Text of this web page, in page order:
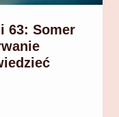
63: Somer